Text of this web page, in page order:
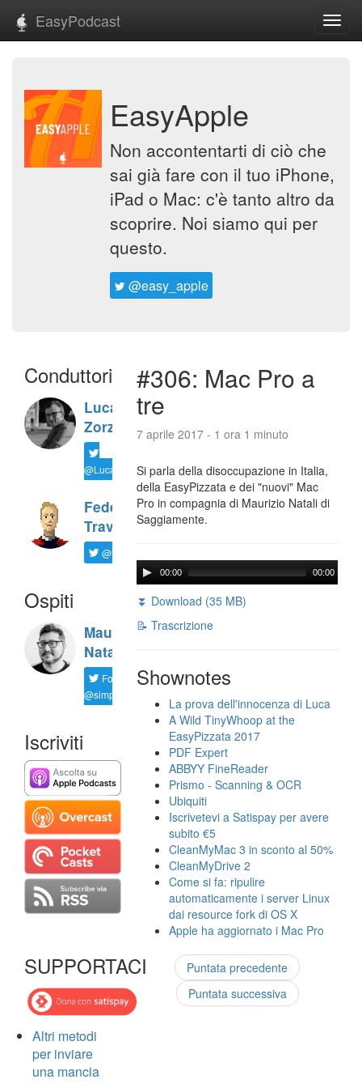
EasyPodcast
EasyApple
Non accontentarti di ciò che
sai già fare con il tuo iPhone,
iPad o Mac: c'è tanto altro da
scoprire. Noi siamo qui per
questo.
@easy_apple
Conduttori
Luca
Zorzi
@LucaTNT
Federico
Travaini
@ftrava
Ospiti
Maurizio
Natali
Follow
@simplemal
Iscriviti
SUPPORTACI
Altri metodi
per inviare
una mancia
#306: Mac Pro a
tre
7 aprile 2017 - 1 ora 1 minuto
Si parla della disoccupazione in Italia,
della EasyPizzata e dei "nuovi" Mac
Pro in compagnia di Maurizio Natali di
Saggiamente.
00:00 00:00
⏬ Download (35 MB)
📝 Trascrizione
Shownotes
La prova dell'innocenza di Luca
A Wild TinyWhoop at the
EasyPizzata 2017
PDF Expert
ABBYY FineReader
Prismo - Scanning & OCR
Ubiquiti
Iscrivetevi a Satispay per avere
subito €5
CleanMyMac 3 in sconto al 50%
CleanMyDrive 2
Come si fa: ripulire
automaticamente i server Linux
dai resource fork di OS X
Apple ha aggiornato i Mac Pro
Puntata precedente
Puntata successiva